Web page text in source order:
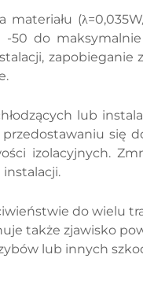
materiału
50 do
lub
przedostawaniu się
izolacyjnych.
instalacji.
do wielu
także zjawisko
lub innych